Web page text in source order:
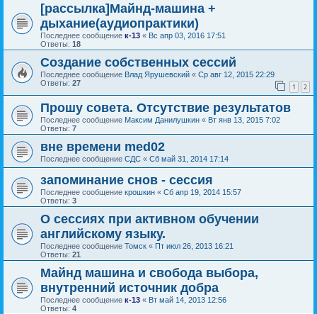
[рассылка]Майнд-машина +
дыхание(аудиопрактики)
Последнее сообщение к-13 « Вс апр 03, 2016 17:51
Ответы: 18
Создание собственных сессий
Последнее сообщение Влад Ярушевский « Ср авг 12, 2015 22:29
Ответы: 27 1 2
Прошу совета. Отсутствие результатов
Последнее сообщение Максим Данилушкин « Вт янв 13, 2015 7:02
Ответы: 7
вне времени med02
Последнее сообщение СДС « Сб май 31, 2014 17:14
запоминание снов - сессия
Последнее сообщение крошкин « Сб апр 19, 2014 15:57
Ответы: 3
О сессиях при активном обучении
английскому языку.
Последнее сообщение Томск « Пт июл 26, 2013 16:21
Ответы: 21
Майнд машина и свобода выбора,
внутренний источник добра
Последнее сообщение к-13 « Вт май 14, 2013 12:56
Ответы: 4